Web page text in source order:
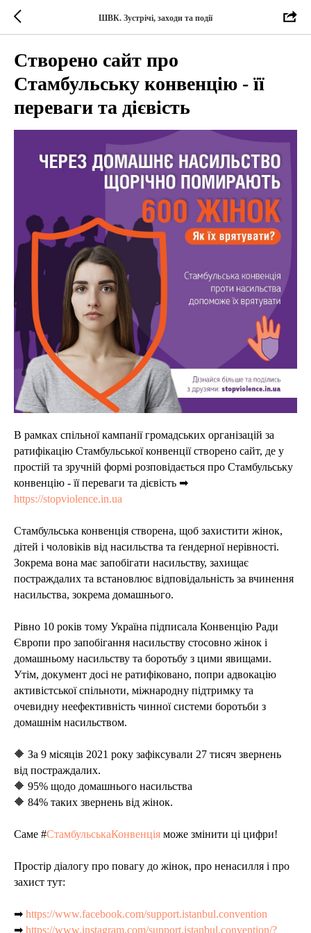
ШВК. Зустрічі, заходи та події
Створено сайт про
Стамбульську конвенцію - її
переваги та дієвість
В рамках спільної кампанії громадських організацій за
ратифікацію Стамбульської конвенції створено сайт, де у
простій та зручній формі розповідається про Стамбульську
конвенцію - її переваги та дієвість ➡
https://stopviolence.in.ua
Стамбульська конвенція створена, щоб захистити жінок,
дітей і чоловіків від насильства та ґендерної нерівності.
Зокрема вона має запобігати насильству, захищає
постраждалих та встановлює відповідальність за вчинення
насильства, зокрема домашнього.
Рівно 10 років тому Україна підписала Конвенцію Ради
Європи про запобігання насильству стосовно жінок і
домашньому насильству та боротьбу з цими явищами.
Утім, документ досі не ратифіковано, попри адвокацію
активістської спільноти, міжнародну підтримку та
очевидну неефективність чинної системи боротьби з
домашнім насильством.
🔶 За 9 місяців 2021 року зафіксували 27 тисяч звернень
від постраждалих.
🔶 95% щодо домашнього насильства
🔶 84% таких звернень від жінок.
Саме #СтамбульськаКонвенція може змінити ці цифри!
Простір діалогу про повагу до жінок, про ненасилля і про
захист тут:
➡ https://www.facebook.com/support.istanbul.convention
➡ https://www.instagram.com/support.istanbul.convention/?